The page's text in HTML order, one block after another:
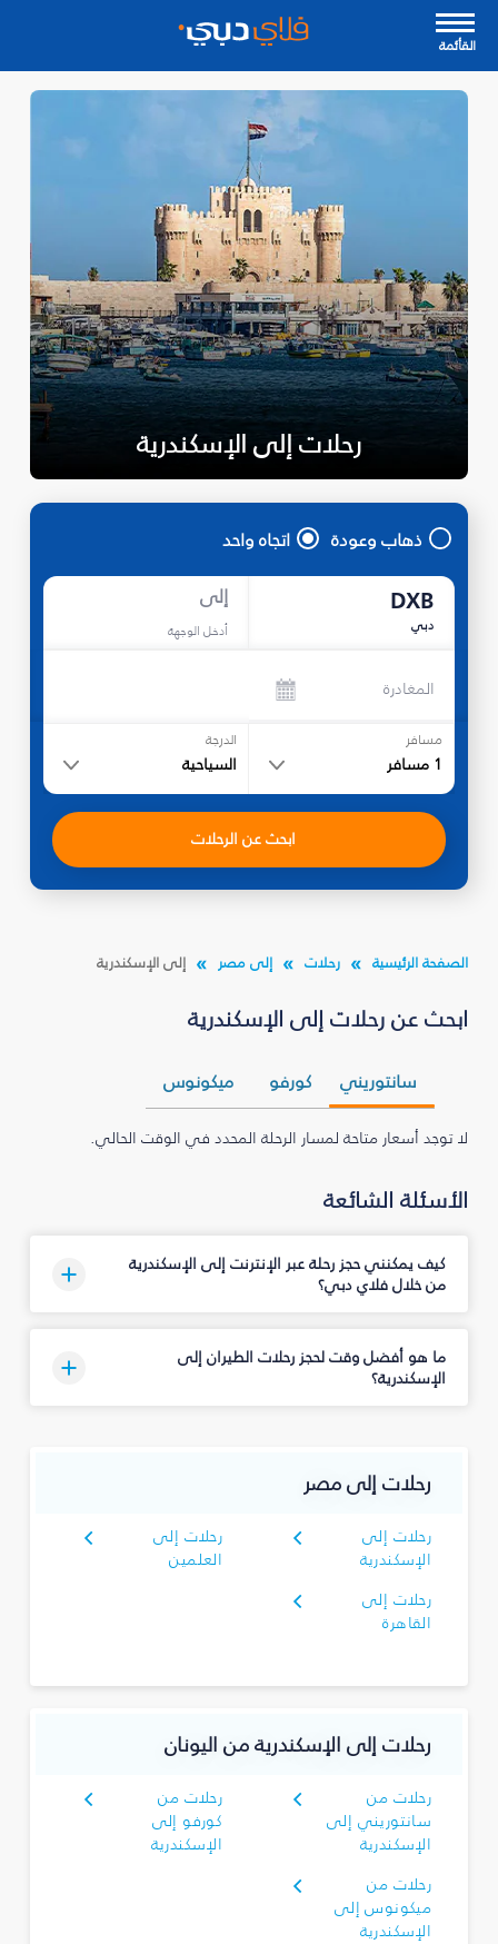
القأئمة
رحلات إلى الإسكندرية
ذهاب وعودة اتجاه واحد
DXB
دبي
إلى
أدخل الوجهة
المغادرة
مسافر
1 مسافر
الدرجة
السياحية
ابحث عن الرحلات
الصفحة الرئيسية رحلات إلى مصر إلى الإسكندرية
ابحث عن رحلات إلى الإسكندرية
سانتوريني كورفو ميكونوس
لا توجد أسعار متاحة لمسار الرحلة المحدد في الوقت الحالي.
الأسئلة الشائعة
كيف يمكنني حجز رحلة عبر الإنترنت إلى الإسكندرية
من خلال فلاي دبي؟
ما هو أفضل وقت لحجز رحلات الطيران إلى
الإسكندرية؟
رحلات إلى مصر
رحلات إلى
الإسكندرية
رحلات إلى
العلمين
رحلات إلى
القاهرة
رحلات إلى الإسكندرية من اليونان
رحلات من
سانتوريني إلى
الإسكندرية
رحلات من
كورفو إلى
الإسكندرية
رحلات من
ميكونوس إلى
الإسكندرية